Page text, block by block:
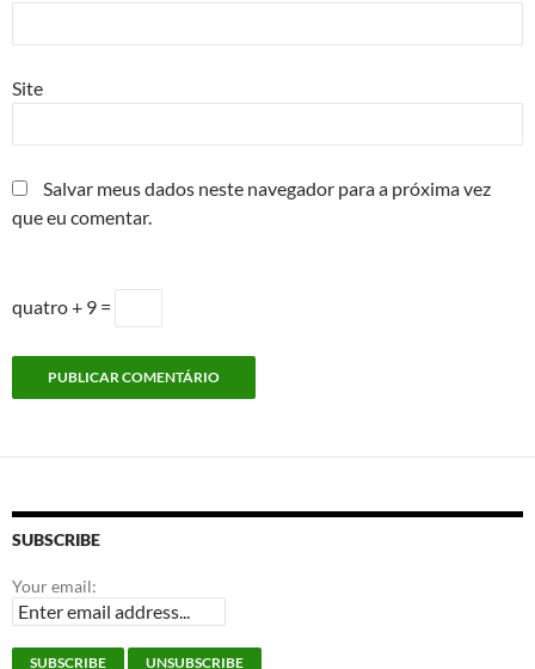
Site
Salvar meus dados neste navegador para a próxima vez
que eu comentar.
quatro + 9 =
SUBSCRIBE
Your email: